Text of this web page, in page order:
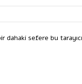
dahaki sefere bu